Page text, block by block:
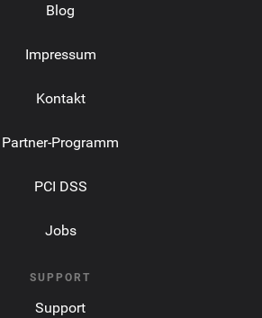
Blog
Impressum
Kontakt
Partner-Programm
PCI DSS
Jobs
SUPPORT
Support